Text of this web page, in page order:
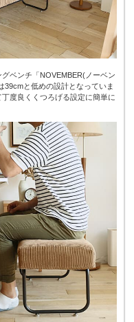
ベンチ「NOVEMBER(ノーベン
39cmと低めの設計となっていま
度良くくつろげる設定に簡単に